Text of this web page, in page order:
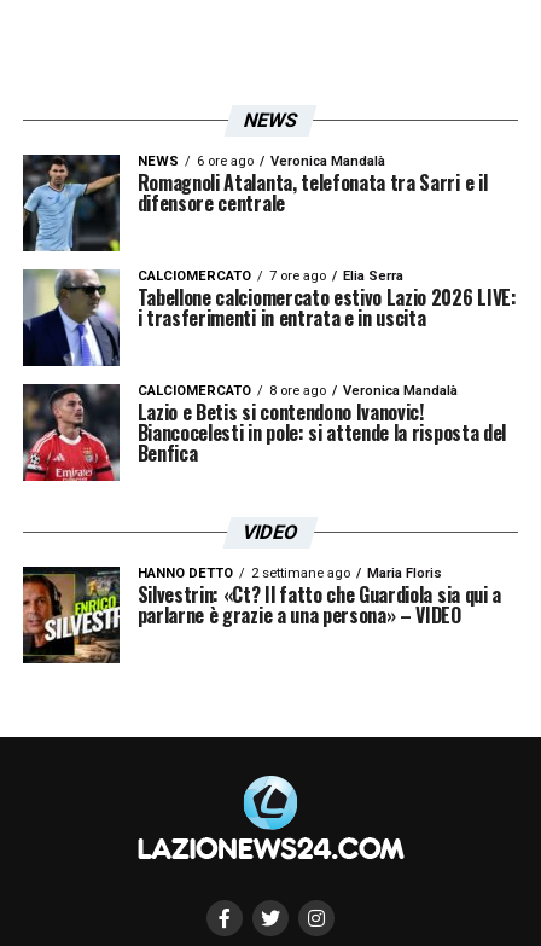
NEWS
NEWS 6 ore ago Veronica Mandalà
Romagnoli Atalanta, telefonata tra Sarri e il
difensore centrale
CALCIOMERCATO 7 ore ago Elia Serra
Tabellone calciomercato estivo Lazio 2026 LIVE:
i trasferimenti in entrata e in uscita
CALCIOMERCATO 8 ore ago Veronica Mandalà
Lazio e Betis si contendono Ivanovic!
Biancocelesti in pole: si attende la risposta del
Benfica
VIDEO
HANNO DETTO 2 settimane ago Maria Floris
Silvestrin: «Ct? Il fatto che Guardiola sia qui a
parlarne è grazie a una persona» – VIDEO